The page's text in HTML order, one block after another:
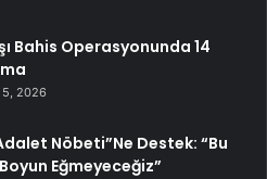
Bahis Operasyonunda 14
2026
Nöbeti”Ne Destek: “Bu
Eğmeyeceğiz”